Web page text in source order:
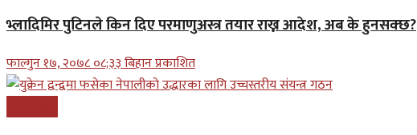
भ्लादिमिर पुटिनले किन दिए परमाणुअस्त्र तयार राख्न आदेश, अब के हुनसक्छ?
फाल्गुन १७, २०७८ ०८;३३ बिहान प्रकाशित